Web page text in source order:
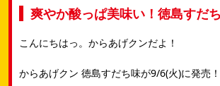
爽やか酸っぱ美味い！徳島すだ
こんにちはっ。からあげクンだよ！
からあげクン 徳島すだち味が9/6(火)に発売！